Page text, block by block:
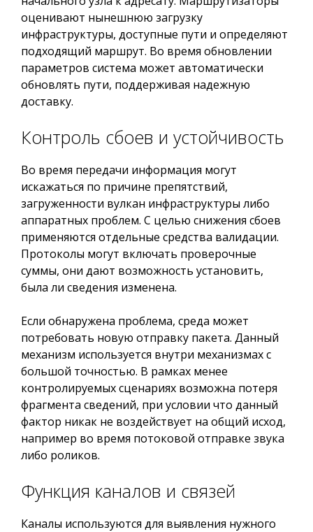
оценивают нынешнюю загрузку
инфраструктуры, доступные пути и определяют
подходящий маршрут. Во время обновлении
параметров система может автоматически
обновлять пути, поддерживая надежную
доставку.
Контроль сбоев и устойчивость
Во время передачи информация могут
искажаться по причине препятствий,
загруженности вулкан инфраструктуры либо
аппаратных проблем. С целью снижения сбоев
применяются отдельные средства валидации.
Протоколы могут включать проверочные
суммы, они дают возможность установить,
была ли сведения изменена.
Если обнаружена проблема, среда может
потребовать новую отправку пакета. Данный
механизм используется внутри механизмах с
большой точностью. В рамках менее
контролируемых сценариях возможна потеря
фрагмента сведений, при условии что данный
фактор никак не воздействует на общий исход,
например во время потоковой отправке звука
либо роликов.
Функция каналов и связей
Каналы используются для выявления нужного